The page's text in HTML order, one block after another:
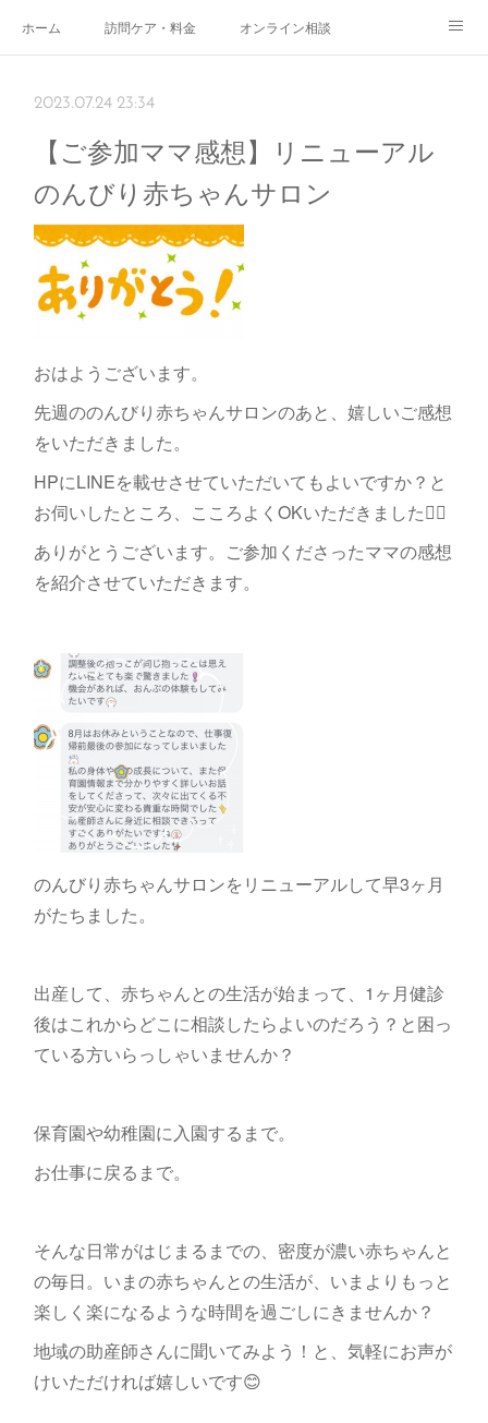
ホーム 訪問ケア・料金 オンライン相談
2023.07.24 23:34
【ご参加ママ感想】リニューアル
のんびり赤ちゃんサロン
おはようございます。
先週ののんびり赤ちゃんサロンのあと、嬉しいご感想
をいただきました。
HPにLINEを載せさせていただいてもよいですか？と
お伺いしたところ、こころよくOKいただきました🙇‍♀️
ありがとうございます。ご参加くださったママの感想
を紹介させていただきます。
のんびり赤ちゃんサロンをリニューアルして早3ヶ月
がたちました。
出産して、赤ちゃんとの生活が始まって、1ヶ月健診
後はこれからどこに相談したらよいのだろう？と困っ
ている方いらっしゃいませんか？
保育園や幼稚園に入園するまで。
お仕事に戻るまで。
そんな日常がはじまるまでの、密度が濃い赤ちゃんと
の毎日。いまの赤ちゃんとの生活が、いまよりもっと
楽しく楽になるような時間を過ごしにきませんか？
地域の助産師さんに聞いてみよう！と、気軽にお声が
けいただければ嬉しいです😊